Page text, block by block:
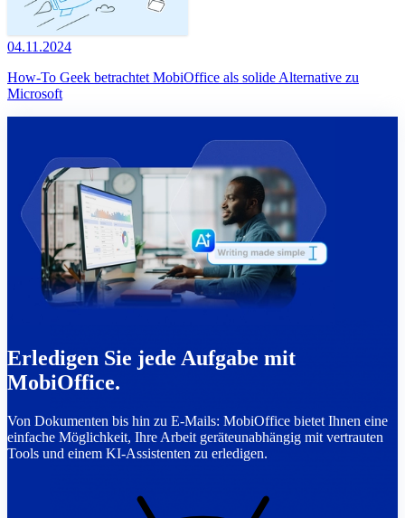
04.11.2024
How-To Geek betrachtet MobiOffice als solide Alternative zu
Microsoft
Erledigen Sie jede Aufgabe mit
MobiOffice.
Von Dokumenten bis hin zu E-Mails: MobiOffice bietet Ihnen eine
einfache Möglichkeit, Ihre Arbeit geräteunabhängig mit vertrauten
Tools und einem KI-Assistenten zu erledigen.